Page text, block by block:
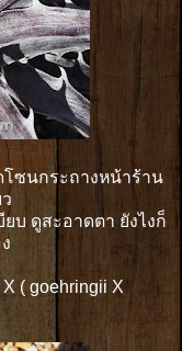
โซนกระถางหน้าร้าน
บ ดูสะอาดตา ยังไงก็
( goehringii X